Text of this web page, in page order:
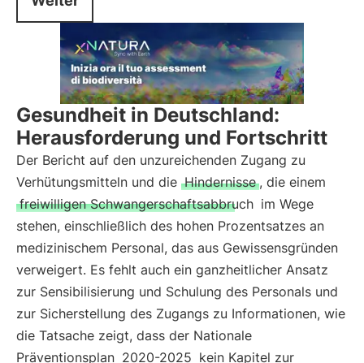
Gesundheit in Deutschland:
Herausforderung und Fortschritt
Der Bericht auf den unzureichenden Zugang zu
Verhütungsmitteln und die Hindernisse , die einem
freiwilligen Schwangerschaftsabbruch im Wege
stehen, einschließlich des hohen Prozentsatzes an
medizinischem Personal, das aus Gewissensgründen
verweigert. Es fehlt auch ein ganzheitlicher Ansatz
zur Sensibilisierung und Schulung des Personals und
zur Sicherstellung des Zugangs zu Informationen, wie
die Tatsache zeigt, dass der Nationale
Präventionsplan 2020-2025 kein Kapitel zur